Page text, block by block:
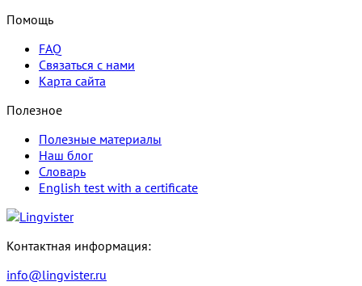
Помощь
FAQ
Связаться с нами
Карта сайта
Полезное
Полезные материалы
Наш блог
Словарь
English test with a certificate
Контактная информация:
info@lingvister.ru